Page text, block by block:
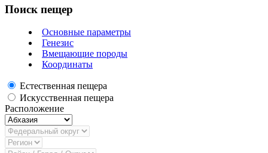
Поиск пещер
Основные параметры
Генезис
Вмещающие породы
Координаты
Естественная пещера
Искусственная пещера
Расположение